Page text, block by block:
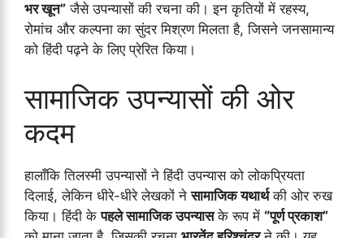
भर खून” जैसे उपन्यासों की रचना की। इन कृतियों में रहस्य,
रोमांच और कल्पना का सुंदर मिश्रण मिलता है, जिसने जनसामान्य
को हिंदी पढ़ने के लिए प्रेरित किया।
सामाजिक उपन्यासों की ओर
कदम
हालाँकि तिलस्मी उपन्यासों ने हिंदी उपन्यास को लोकप्रियता
दिलाई, लेकिन धीरे-धीरे लेखकों नेसामाजिक यथार्थकी ओर रुख
किया। हिंदी केपहले सामाजिक उपन्यासके रूप में “पूर्ण प्रकाश”